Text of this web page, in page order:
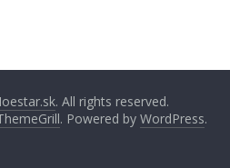
. All rights reserved.
. Powered byWordPress.